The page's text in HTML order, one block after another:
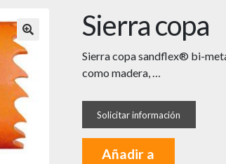
🔍
Sierra copa
Sierra copa sandflex® bi-
como madera, …
Añadir a